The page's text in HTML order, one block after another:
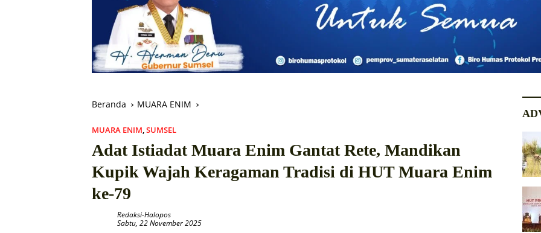
Beranda MUARA ENIM
MUARA ENIM,SUMSEL
Adat Istiadat Muara Enim Gantat Rete, Mandikan
Kupik Wajah Keragaman Tradisi di HUT Muara Enim
ke-79
Redaksi-Halopos
Sabtu, 22 November 2025